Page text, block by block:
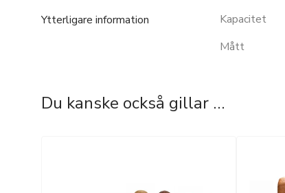
Ytterligare information Kapacitet
Mått
Du kanske också gillar …